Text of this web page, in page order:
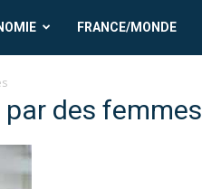
FRANCE/MONDE
des femmes